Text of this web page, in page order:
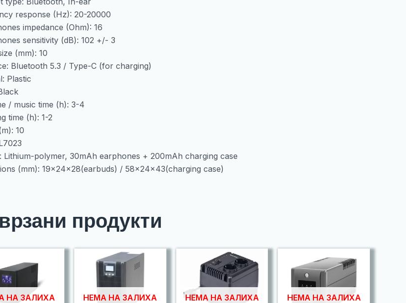
response (Hz): 20-20000
impedance (Ohm): 16
sensitivity (dB): 102 +/- 3
(mm): 10
Bluetooth 5.3 / Type-C (for charging)
Plastic
/ music time (h): 3-4
time (h): 1-2
10
Lithium-polymer, 30mAh earphones + 200mAh charging case
(mm): 19x24x28(earbuds) / 58x24x43(charging case)
продукти
НА ЗАЛИХА НЕМА НА ЗАЛИХА НЕМА НА ЗАЛИХА НЕМА НА ЗАЛИХА